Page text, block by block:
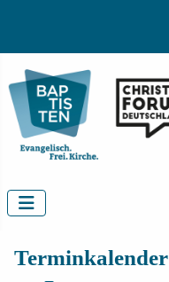
Terminkalender